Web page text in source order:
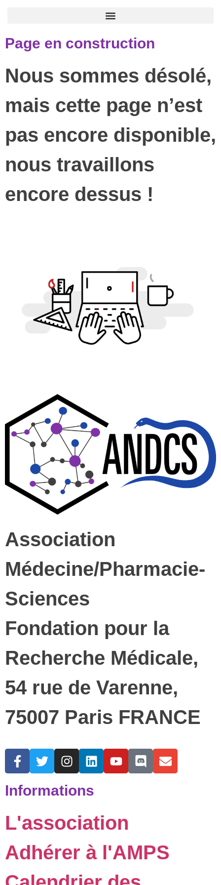
Page en construction
Nous sommes désolé,
mais cette page n’est
pas encore disponible,
nous travaillons
encore dessus !
Association
Médecine/Pharmacie-
Sciences
Fondation pour la
Recherche Médicale,
54 rue de Varenne,
75007 Paris FRANCE
Informations
L'association
Adhérer à l'AMPS